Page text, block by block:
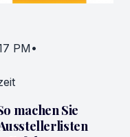
PM•
machen Sie